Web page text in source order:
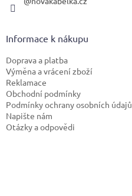
Informace k nákupu
Doprava a platba
Výměna a vrácení zboží
Reklamace
Obchodní podmínky
Podmínky ochrany osobních údajů
Napište nám
Otázky a odpovědi